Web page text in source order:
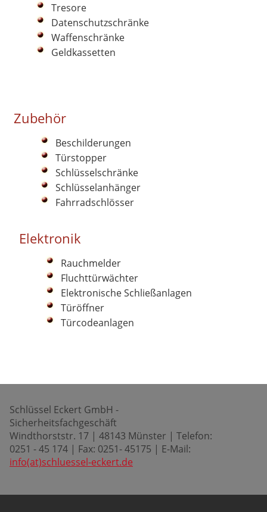
Tresore
Datenschutzschränke
Waffenschränke
Geldkassetten
Zubehör
Beschilderungen
Türstopper
Schlüsselschränke
Schlüsselanhänger
Fahrradschlösser
Elektronik
Rauchmelder
Fluchttürwächter
Elektronische Schließanlagen
Türöffner
Türcodeanlagen
Schlüssel Eckert GmbH -
Sicherheitsfachgeschäft
Windthorststr. 17 | 48143 Münster | Telefon:
0251 - 45 174 | Fax: 0251- 45175 | E-Mail:
info(at)schluessel-eckert.de